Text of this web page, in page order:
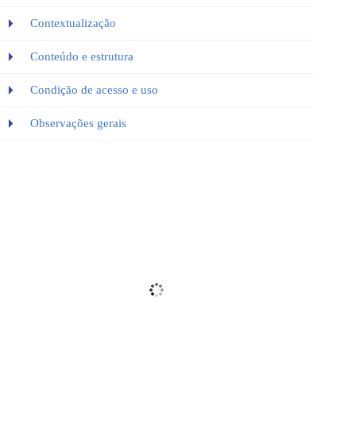
Contextualização
Conteúdo e estrutura
Condição de acesso e uso
Observações gerais